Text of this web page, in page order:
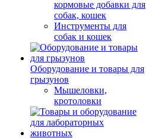
кормовые добавки для
собак, кошек
Инструменты для
собак и кошек
Оборудование и товары для
грызунов
Мышеловки,
кротоловки